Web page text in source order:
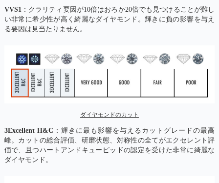
VVS1：クラリティ要因が10倍はおろか20倍でも見つけることが難し
い非常に希少性が高く綺麗なダイヤモンド。輝きに負の影響を与え
る要因は見当たりません。
ダイヤモンドのカット
3Excellent H&C ：輝きに最も影響を与えるカットグレードの最高
峰。カットの総合評価、研磨状態、対称性の全てがエクセレント評
価で、且つハートアンドキューピッドの認定を受けた非常に綺麗な
ダイヤモンド。